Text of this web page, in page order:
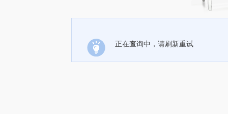
正在查询中，请刷新重试